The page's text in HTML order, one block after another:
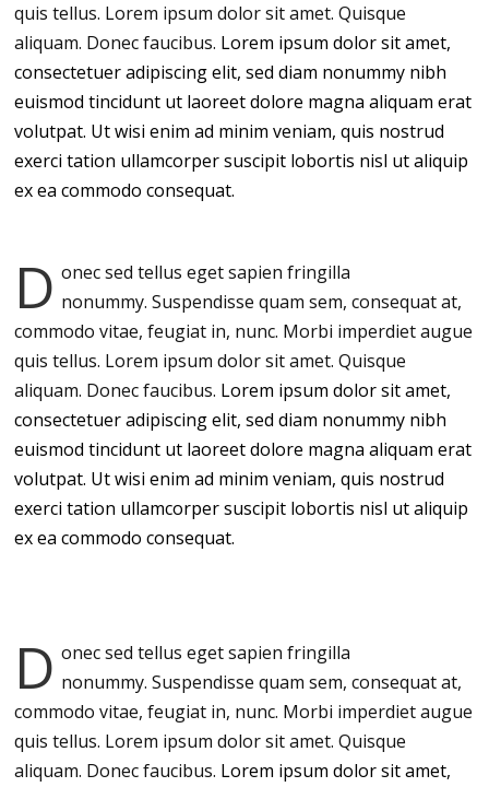
quis tellus. Lorem ipsum dolor sit amet. Quisque
aliquam. Donec faucibus. Lorem ipsum dolor sit amet,
consectetuer adipiscing elit, sed diam nonummy nibh
euismod tincidunt ut laoreet dolore magna aliquam erat
volutpat. Ut wisi enim ad minim veniam, quis nostrud
exerci tation ullamcorper suscipit lobortis nisl ut aliquip
ex ea commodo consequat.
D onec sed tellus eget sapien fringilla
nonummy.Suspendisse quam sem, consequat at,
commodo vitae, feugiat in, nunc. Morbi imperdiet augue
quis tellus. Lorem ipsum dolor sit amet. Quisque
aliquam. Donec faucibus. Lorem ipsum dolor sit amet,
consectetuer adipiscing elit, sed diam nonummy nibh
euismod tincidunt ut laoreet dolore magna aliquam erat
volutpat. Ut wisi enim ad minim veniam, quis nostrud
exerci tation ullamcorper suscipit lobortis nisl ut aliquip
ex ea commodo consequat.
D onec sed tellus eget sapien fringilla
nonummy.Suspendisse quam sem, consequat at,
commodo vitae, feugiat in, nunc. Morbi imperdiet augue
quis tellus. Lorem ipsum dolor sit amet. Quisque
aliquam. Donec faucibus. Lorem ipsum dolor sit amet,